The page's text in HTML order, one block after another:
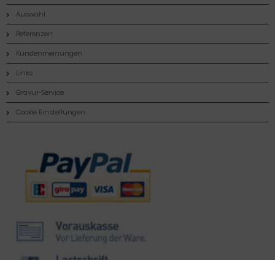
Auswahl
Referenzen
Kundenmeinungen
Links
Gravur-Service
Cookie Einstellungen
Zahlungsmethoden